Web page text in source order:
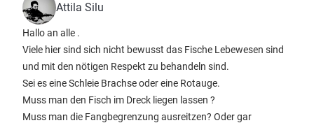
Attila Silu
Hallo an alle .
Viele hier sind sich nicht bewusst das Fische Lebewesen sind
und mit den nötigen Respekt zu behandeln sind.
Sei es eine Schleie Brachse oder eine Rotauge.
Muss man den Fisch im Dreck liegen lassen ?
Muss man die Fangbegrenzung ausreitzen? Oder gar